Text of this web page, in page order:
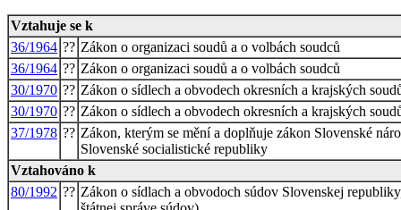
Vztahuje se k
36/1964 ?? Zákon o organizaci soudů a o volbách soudců
36/1964 ?? Zákon o organizaci soudů a o volbách soudců
30/1970 ?? Zákon o sídlech a obvodech okresních a krajských
30/1970 ?? Zákon o sídlech a obvodech okresních a krajských
37/1978 ?? Zákon, kterým se mění a doplňuje zákon Slovenské
Slovenské socialistické republiky
Vztahováno k
80/1992 ?? Zákon o sídlach a obvodoch súdov Slovenskej